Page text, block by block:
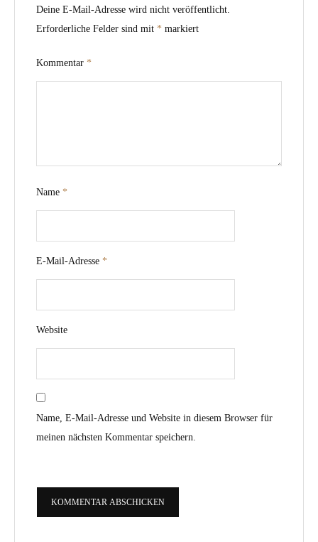
Deine E-Mail-Adresse wird nicht veröffentlicht.
Erforderliche Felder sind mit * markiert
Kommentar *
Name *
E-Mail-Adresse *
Website
Name, E-Mail-Adresse und Website in diesem Browser für
meinen nächsten Kommentar speichern.